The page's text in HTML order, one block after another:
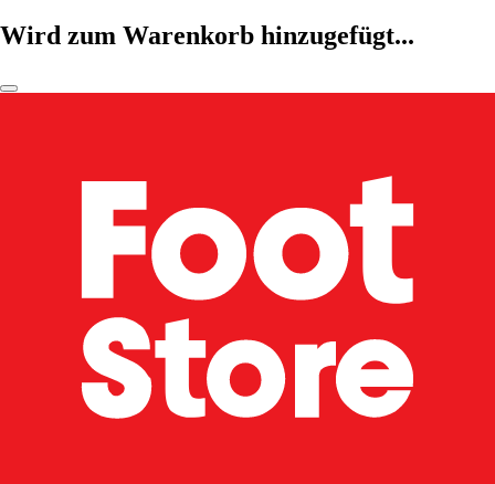
Wird zum Warenkorb hinzugefügt...